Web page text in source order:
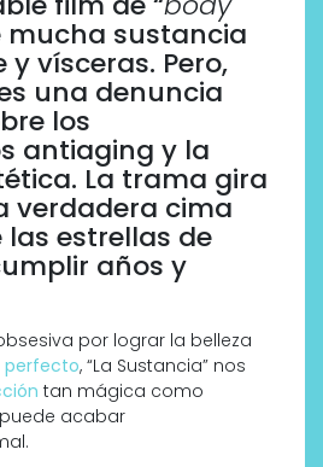
mucha sustancia
y vísceras. Pero,
una denuncia
los
antiaging y la
La trama gira
verdadera cima
estrellas de
años y
por lograr la belleza
perfecto, “La Sustancia” nos
tan mágica como
acabar